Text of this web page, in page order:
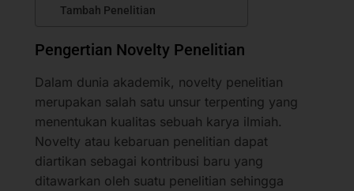
Tambah Penelitian
Pengertian Novelty Penelitian
Dalam dunia akademik, novelty penelitian
merupakan salah satu unsur terpenting yang
menentukan kualitas sebuah karya ilmiah.
Novelty atau kebaruan penelitian dapat
diartikan sebagai kontribusi baru yang
ditawarkan oleh suatu penelitian sehingga